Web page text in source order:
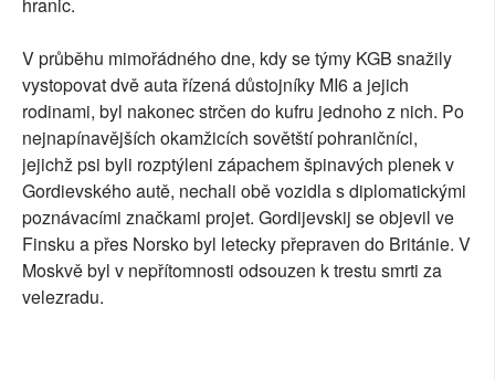
hranic.
V průběhu mimořádného dne, kdy se týmy KGB snažily
vystopovat dvě auta řízená důstojníky MI6 a jejich
rodinami, byl nakonec strčen do kufru jednoho z nich. Po
nejnapínavějších okamžicích sovětští pohraničníci,
jejichž psi byli rozptýleni zápachem špinavých plenek v
Gordievského autě, nechali obě vozidla s diplomatickými
poznávacími značkami projet. Gordijevskij se objevil ve
Finsku a přes Norsko byl letecky přepraven do Británie. V
Moskvě byl v nepřítomnosti odsouzen k trestu smrti za
velezradu.